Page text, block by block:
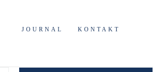
JOURNAL KONTAKT